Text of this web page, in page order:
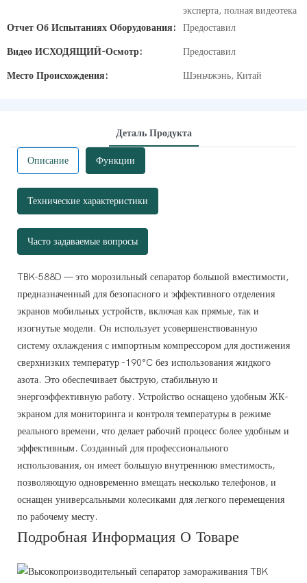
эксперта, полная видеотека
Отчет Об Испытаниях Оборудования:
Предоставил
Видео ИСХОДЯЩИЙ-Осмотр: Предоставил
Место Происхождения: Шэньчжэнь, Китай
Деталь Продукта
Описание Функции
Технические характеристики
Часто задаваемые вопросы
TBK-588D — это морозильный сепаратор большой вместимости,
предназначенный для безопасного и эффективного отделения
экранов мобильных устройств, включая как прямые, так и
изогнутые модели. Он использует усовершенствованную
систему охлаждения с импортным компрессором для достижения
сверхнизких температур -190°C без использования жидкого
азота. Это обеспечивает быструю, стабильную и
энергоэффективную работу. Устройство оснащено удобным ЖК-
экраном для мониторинга и контроля температуры в режиме
реального времени, что делает рабочий процесс более удобным и
эффективным. Созданный для профессионального
использования, он имеет большую внутреннюю вместимость,
позволяющую одновременно вмещать несколько телефонов, и
оснащен универсальными колесиками для легкого перемещения
по рабочему месту.
Подробная Информация О Товаре
разделения сит.
делает его более безопасным и экономичным.
и стабильного охлаждения, энергоэффективности и
хранить несколько мобильных телефонов.
эксплуатации и мониторинга температуры и времени в режиме
сеток.
для удобного перемещения.
и т.д. — все это подходит для разборки. Однако не все
после прессования, можно разобрать, но необходимо
55 секунд. Экран необходимо как можно скорее высушить
Apple X также можно разобрать методом холодной
не запускается?
этого аппарата?
-190°C?